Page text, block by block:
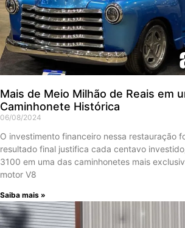
Mais de Meio Milhão de Reais em
Caminhonete Histórica
06/08/2024
O investimento financeiro nessa restauração
resultado final justifica cada centavo
3100 em uma das caminhonetes mais
motor V8
Saiba mais »